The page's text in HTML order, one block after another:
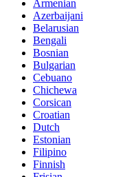
Armenian
Azerbaijani
Belarusian
Bengali
Bosnian
Bulgarian
Cebuano
Chichewa
Corsican
Croatian
Dutch
Estonian
Filipino
Finnish